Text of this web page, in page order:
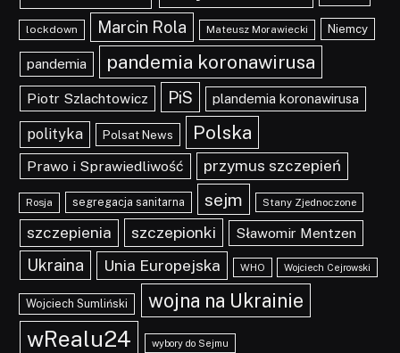
lockdown Marcin Rola Mateusz Morawiecki Niemcy
pandemia pandemia koronawirusa
Piotr Szlachtowicz PiS plandemia koronawirusa
polityka Polsat News Polska
Prawo i Sprawiedliwość przymus szczepień
Rosja segregacja sanitarna sejm Stany Zjednoczone
szczepienia szczepionki Sławomir Mentzen
Ukraina Unia Europejska WHO Wojciech Cejrowski
Wojciech Sumliński wojna na Ukrainie
wRealu24 wybory do Sejmu